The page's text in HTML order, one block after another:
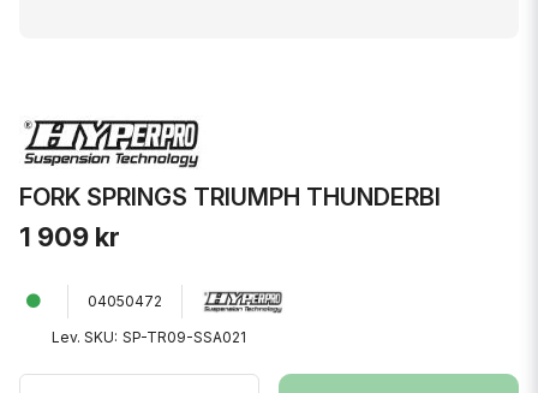
FORK SPRINGS TRIUMPH THUNDERBI
1 909 kr
04050472
Lev. SKU: SP-TR09-SSA021